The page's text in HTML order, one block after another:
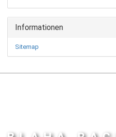
Informationen
Sitemap